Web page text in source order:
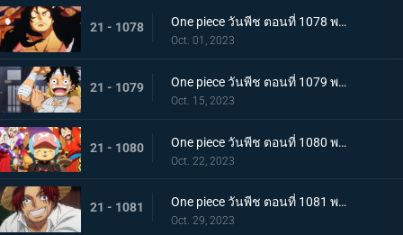
21 - 1078 One piece วันพีช ตอนที่ 1078 พากย์ไทย การกลับมา โชกุนแห่งแคว้นวาโนะ โคสึกิ โมโมโนะสุเกะ
Oct. 01, 2023
21 - 1079 One piece วันพีช ตอนที่ 1079 พากย์ไทย ยามเช้ามาถึง การพักผ่อนของพวกลูฟี่
Oct. 15, 2023
21 - 1080 One piece วันพีช ตอนที่ 1080 พากย์ไทย งานเลี้ยงฉลอง เหล่าจักรพรรดิแห่งท้องทะเลคนใหม่
Oct. 22, 2023
21 - 1081 One piece วันพีช ตอนที่ 1081 พากย์ไทย โลกจะลุกเป็นไฟ การโจมตีของพลเรือเอก
Oct. 29, 2023